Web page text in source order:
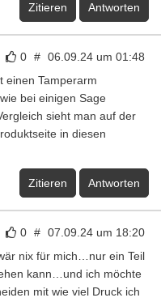
Zitieren Antworten
0 # 06.09.24 um 01:48
einen Tamperarm
bei einigen Sage
sieht man auf der
in diesen
Zitieren Antworten
0 # 07.09.24 um 18:20
nix für mich…nur ein Teil
kann…und ich möchte
mit wie viel Druck ich